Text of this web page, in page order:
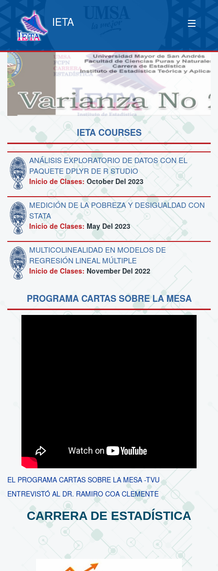
IETA
IETA COURSES
ANÁLISIS EXPLORATORIO DE DATOS CON EL
PAQUETE DPLYR DE R STUDIO
Inicio de Clases: October Del 2023
MEDICIÓN DE LA POBREZA Y DESIGUALDAD CON
STATA
Inicio de Clases:May Del 2023
MULTICOLINEALIDAD EN MODELOS DE
REGRESIÓN LINEAL MÚLTIPLE
Inicio de Clases: November Del 2022
PROGRAMA CARTAS SOBRE LA MESA
EL PROGRAMA CARTAS SOBRE LA MESA -TVU
ENTREVISTÓ AL DR. RAMIRO COA CLEMENTE
CARRERA DE ESTADÍSTICA